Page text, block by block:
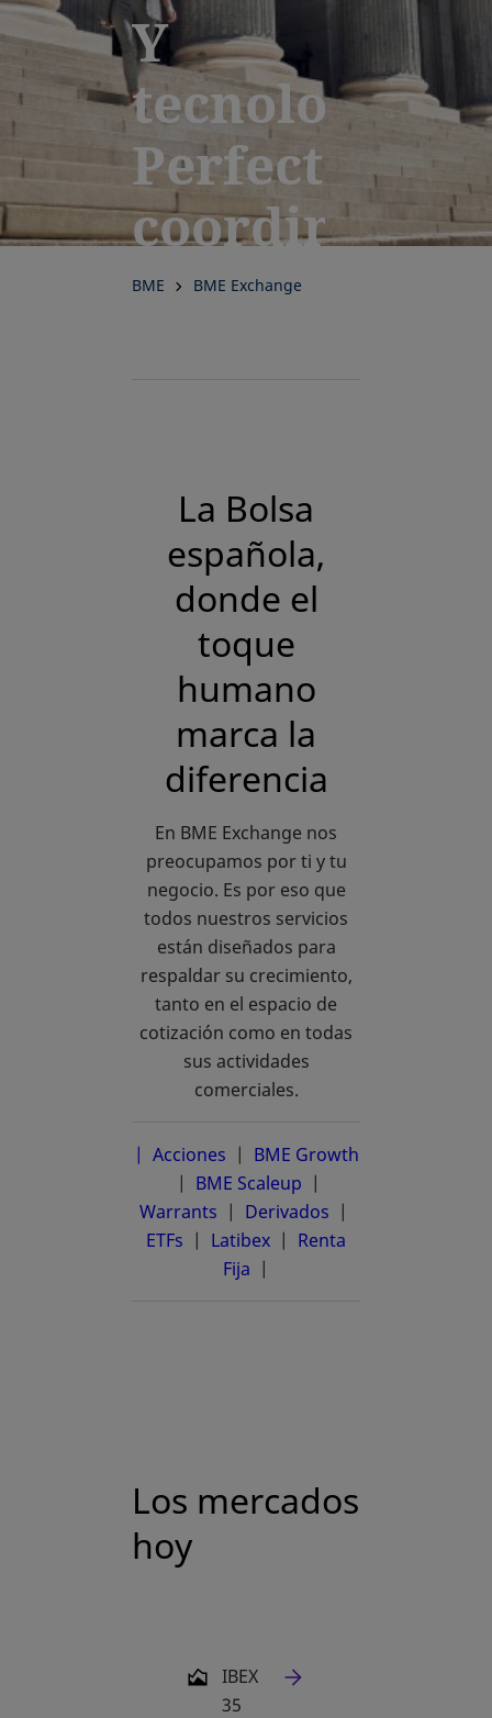
Y
tecnología.
coordinados
para el
BME BME Exchange
La Bolsa
española,
donde el
toque
humano
marca la
diferencia
En BME Exchange nos
preocupamos por ti y tu
negocio. Es por eso que
todos nuestros servicios
están diseñados para
respaldar su crecimiento,
tanto en el espacio de
cotización como en todas
sus actividades
comerciales.
| Acciones | BME Growth
se abre en una pestaña nueva
| BME Scaleup se abre en una
|
Warrants | Derivados |
ETFs | Latibex se abre en una pestaña
| Renta
Fija |
Los mercados
hoy
IBEX
35
SE ABRE EN UNA PESTAÑA NUEVA